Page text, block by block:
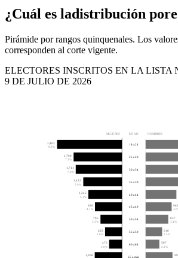
¿Cuál es ladistribución por
Pirámide por rangos quinquenales. Los
corresponden al corte vigente.
ELECTORES INSCRITOS EN LA LISTA
9 DE JULIO DE 2026
MUJERES EDAD HOMBRES
2,403
9.9%
18 a 24
1,790
7.3%
25 a 29
1,711
7.0%
30 a 34
1,432
5.9%
35 a 39
1,245
5.1%
40 a 44
999
4.1%
963
45 a 49
796
3.3%
837
3.4%
50 a 54
625
2.6%
610
2.5%
55 a 59
476
2.0%
507
2.1%
60 a 64
1,008 65 o más